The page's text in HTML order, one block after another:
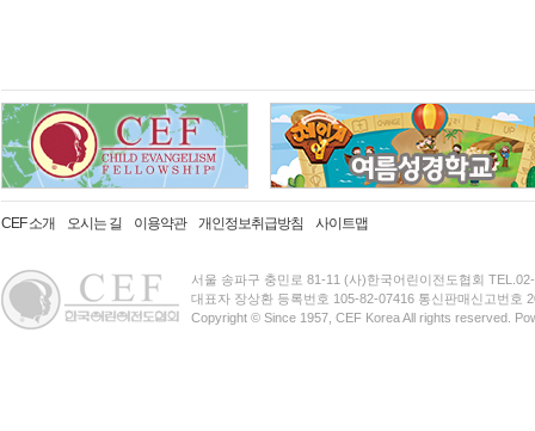
CEF 소개 오시는 길 이용약관 개인정보취급방침 사이트맵
서울 송파구 충민로 81-11 (사)한국어린이전도협회
대표자 장상환 등록번호 105-82-07416 통신판매신고번호
Copyright © Since 1957, CEF Korea All rights reserved.